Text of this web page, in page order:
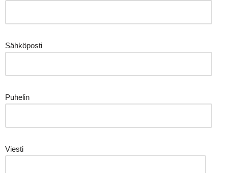
Sähköposti
Puhelin
Viesti